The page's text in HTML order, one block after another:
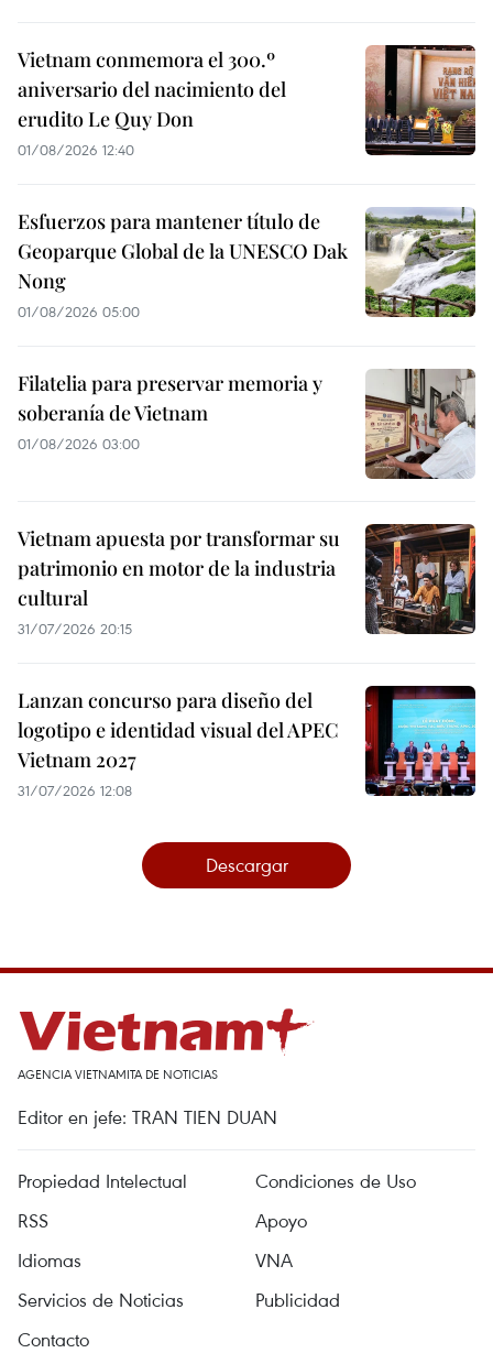
Vietnam conmemora el 300.º
aniversario del nacimiento del
erudito Le Quy Don
01/08/2026 12:40
Esfuerzos para mantener título de
Geoparque Global de la UNESCO Dak
Nong
01/08/2026 05:00
Filatelia para preservar memoria y
soberanía de Vietnam
01/08/2026 03:00
Vietnam apuesta por transformar su
patrimonio en motor de la industria
cultural
31/07/2026 20:15
Lanzan concurso para diseño del
logotipo e identidad visual del APEC
Vietnam 2027
31/07/2026 12:08
Descargar
AGENCIA VIETNAMITA DE NOTICIAS
Editor en jefe: TRAN TIEN DUAN
Propiedad Intelectual
Condiciones de Uso
RSS
Apoyo
Idiomas
VNA
Servicios de Noticias
Publicidad
Contacto